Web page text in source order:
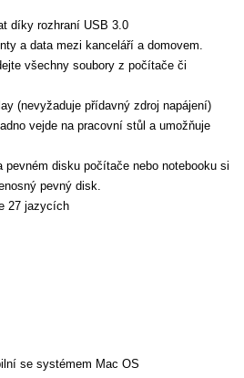
díky rozhraní USB 3.0
a data mezi kanceláří a domovem.
všechny soubory z počítače či
(nevyžaduje přídavný zdroj napájení)
vejde na pracovní stůl a umožňuje
pevném disku počítače nebo notebooku si
pevný disk.
27 jazycích
se systémem Mac OS